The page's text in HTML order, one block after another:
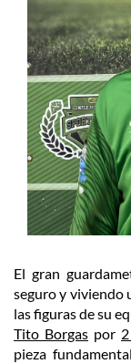
El gran
seguro y viviendo
las figuras de su
Tito Borgas por
pieza